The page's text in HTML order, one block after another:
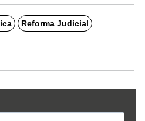
Reforma Judicial